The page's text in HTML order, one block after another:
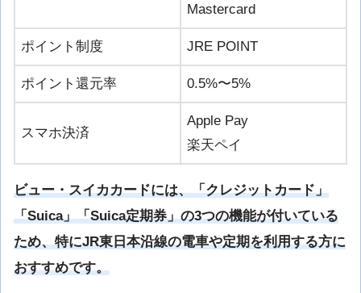
Mastercard
ポイント制度 JRE POINT
ポイント還元率 0.5%〜5%
スマホ決済
Apple Pay
楽天ペイ
ビュー・スイカカードには、「クレジットカード」
「Suica」「Suica定期券」の3つの機能が付いている
ため、特にJR東日本沿線の電車や定期を利用する方に
おすすめです。